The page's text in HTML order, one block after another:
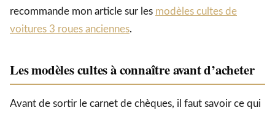
recommande mon article sur les modèles cultes de
voitures 3 roues anciennes.
Les modèles cultes à connaître avant d’acheter
Avant de sortir le carnet de chèques, il faut savoir ce qui